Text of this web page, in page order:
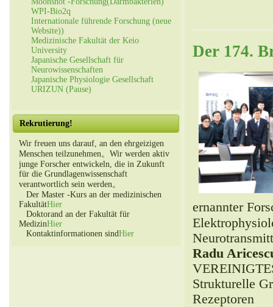
WPI-Bio2q
Internationale führende Forschung (neue
Website))
Medizinische Fakultät der Keio
University
Japanische Gesellschaft für
Neurowissenschaften
Japanische Physiologie Gesellschaft
URIZUN (Pause)
Rekrutierung!
Wir freuen uns darauf, an den ehrgeizigen
Menschen teilzunehmen。Wir werden aktiv
junge Forscher entwickeln, die in Zukunft
für die Grundlagenwissenschaft
verantwortlich sein werden。
Der Master -Kurs an der medizinischen
FakultätHier
Doktorand an der Fakultät für
MedizinHier
Kontaktinformationen sindHier
Der 174.
ernannter
Radu
Strukturelle
Rezeptoren